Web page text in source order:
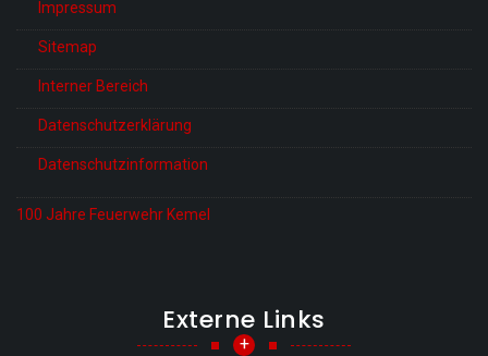
Impressum
Sitemap
Interner Bereich
Datenschutzerklärung
Datenschutzinformation
100 Jahre Feuerwehr Kemel
Externe Links
+